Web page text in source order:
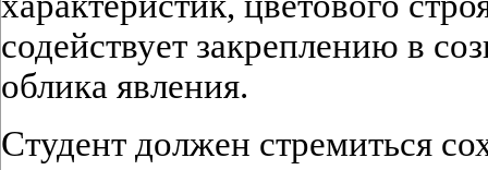
содействует закреплению в
облика явления.
Студент должен стремиться